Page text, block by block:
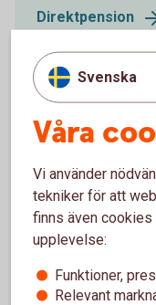
Direktpension
Företag
ägare och anställda.
Företag med
Svenska
Våra
Vi använder
tekniker för att
finns även cookies
upplevelse:
Funktioner,
Relevant